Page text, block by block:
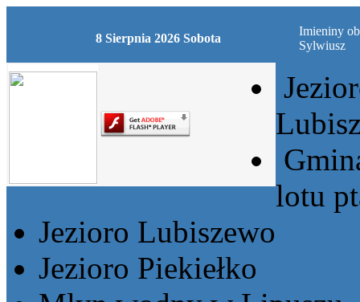
8 Sierpnia 2026 Sobota
Imieniny
Sylwiusz
lotu
Jezioro Lubiszewo
Jezioro Piekiełko